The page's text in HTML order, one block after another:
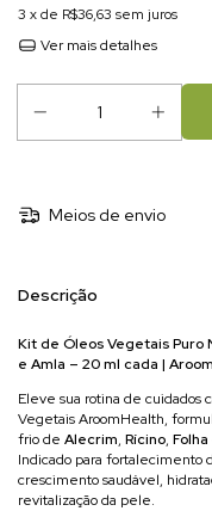
3 x de R$36,63 sem juros
Ver mais detalhes
Meios de envio
Descrição
Kit de Óleos Vegetais Puro
e Amla – 20 ml cada |
Eleve sua rotina de cuidados
Vegetais AroomHealth,
frio de Alecrim, Rícino,
Indicado para fortalecimento
crescimento saudável,
revitalização da pele.